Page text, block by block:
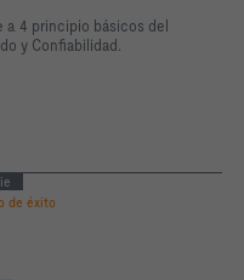
a 4 principio básicos del
y Confiabilidad.
de éxito